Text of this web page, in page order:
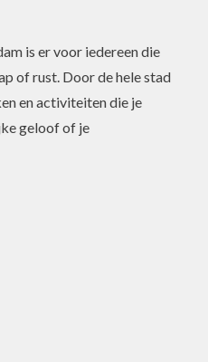
is er voor iedereen die
of rust. Door de hele stad
en activiteiten die je
geloof of je